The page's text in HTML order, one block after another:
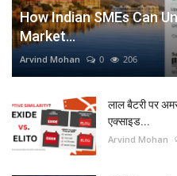
How Indian SMEs Can
Market...
Arvind Mohan 0 206
लाल बैटरी पर
एक्साइड...
Arvind Mohan